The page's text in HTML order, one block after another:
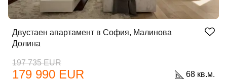
Двустаен апартамент в София, Малинова
Долина
197 735 EUR
179 990 EUR 68 кв.м.